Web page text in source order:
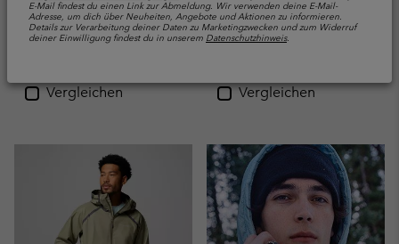
E-Mail findest du einen Link zur Abmeldung. Wir verwenden deine E-Mail-
Adresse, um dich über Neuheiten, Angebote und Aktionen zu informieren.
Details zur Verarbeitung deiner Daten zu Marketingzwecken und zum Widerruf
deiner Einwilligung findest du in unserem Datenschutzhinweis.
Recycelt
Vergleichen
Recycelt
Vergleichen